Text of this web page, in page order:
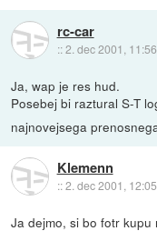
rc-car
::2. dec 2001, 11:56
Ja, wap je res hud.
Posebej bi raztural S-T
najnovejsega
Klemenn
::2. dec 2001, 12:05
Ja dejmo, si bo fotr kupu